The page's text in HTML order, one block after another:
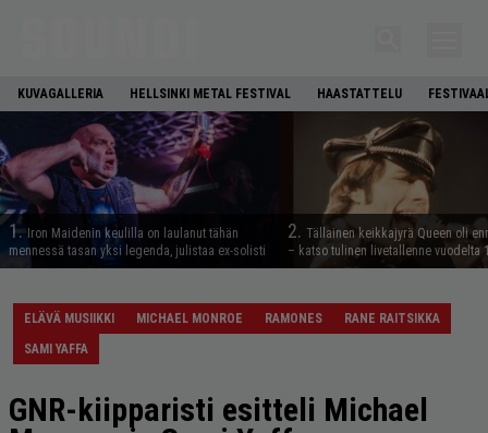
KUVAGALLERIA HELLSINKI METAL FESTIVAL HAASTATTELU
1. Iron Maidenin keulilla on laulanut tähän
mennessä tasan yksi legenda, julistaa ex-solisti
2. Tällainen keikkajyrä Queen oli
– katso tulinen livetallenne vuodelta
ELÄVÄ MUSIIKKI MICHAEL MONROE RAMONES
RANE RAITSIKKA
SAMI YAFFA
GNR-kiipparisti esitteli Michael